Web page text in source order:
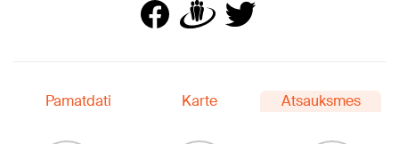
Pamatdati Karte Atsauksmes